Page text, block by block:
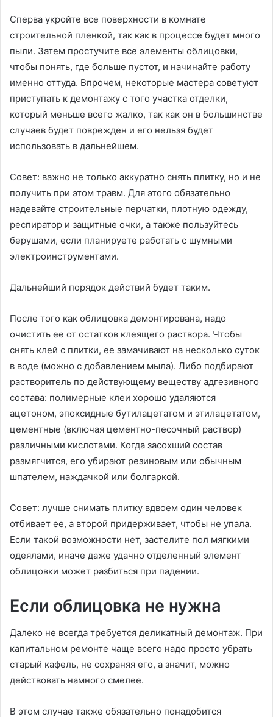
Сперва укройте все поверхности в комнате
строительной пленкой, так как в процессе будет много
пыли. Затем простучите все элементы облицовки,
чтобы понять, где больше пустот, и начинайте работу
именно оттуда. Впрочем, некоторые мастера советуют
приступать к демонтажу с того участка отделки,
который меньше всего жалко, так как он в большинстве
случаев будет поврежден и его нельзя будет
использовать в дальнейшем.
Совет: важно не только аккуратно снять плитку, но и не
получить при этом травм. Для этого обязательно
надевайте строительные перчатки, плотную одежду,
респиратор и защитные очки, а также пользуйтесь
берушами, если планируете работать с шумными
электроинструментами.
Дальнейший порядок действий будет таким.
После того как облицовка демонтирована, надо
очистить ее от остатков клеящего раствора. Чтобы
снять клей с плитки, ее замачивают на несколько суток
в воде (можно с добавлением мыла). Либо подбирают
растворитель по действующему веществу адгезивного
состава: полимерные клеи хорошо удаляются
ацетоном, эпоксидные бутилацетатом и этилацетатом,
цементные (включая цементно-песочный раствор)
различными кислотами. Когда засохший состав
размягчится, его убирают резиновым или обычным
шпателем, наждачкой или болгаркой.
Совет: лучше снимать плитку вдвоем один человек
отбивает ее, а второй придерживает, чтобы не упала.
Если такой возможности нет, застелите пол мягкими
одеялами, иначе даже удачно отделенный элемент
облицовки может разбиться при падении.
Если облицовка не нужна
Далеко не всегда требуется деликатный демонтаж. При
капитальном ремонте чаще всего надо просто убрать
старый кафель, не сохраняя его, а значит, можно
действовать намного смелее.
В этом случае также обязательно понадобится